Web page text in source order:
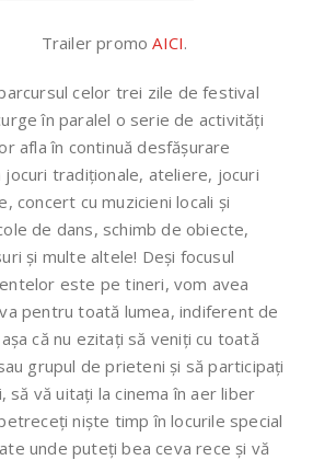
Trailer promoAICI.
celor trei zile de festival
în paralel o serie de activități
afla în continuă desfășurare
jocuri tradiționale, ateliere, jocuri
concert cu muzicieni locali și
de dans, schimb de obiecte,
și multe altele! Deși focusul
este pe tineri, vom avea
pentru toată lumea, indiferent de
că nu ezitați să veniți cu toată
grupul de prieteni și să participați
să vă uitați la cinema în aer liber
niște timp în locurile special
unde puteți bea ceva rece și vă